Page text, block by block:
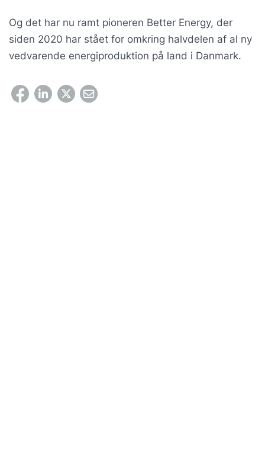
Og det har nu ramt pioneren Better Energy, der
siden 2020 har stået for omkring halvdelen af al ny
vedvarende energiproduktion på land i Danmark.